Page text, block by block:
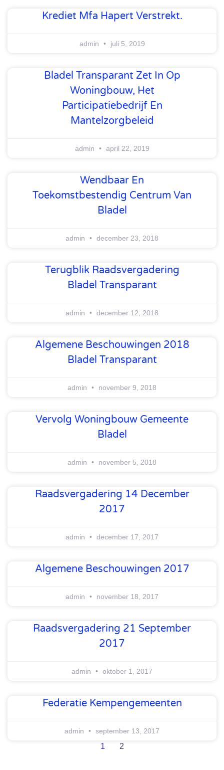
Krediet Mfa Hapert Verstrekt.
admin juli 5, 2019
Bladel Transparant Zet In Op
Woningbouw, Het
Participatiebedrijf En
Mantelzorgbeleid
admin april 22, 2019
Wendbaar En
Toekomstbestendig Centrum Van
Bladel
admin december 23, 2018
Terugblik Raadsvergadering
Bladel Transparant
admin december 12, 2018
Algemene Beschouwingen 2018
Bladel Transparant
admin november 9, 2018
Vervolg Woningbouw Gemeente
Bladel
admin november 5, 2018
Raadsvergadering 14 December
2017
admin december 17, 2017
Algemene Beschouwingen 2017
admin november 18, 2017
Raadsvergadering 21 September
2017
admin oktober 1, 2017
Federatie Kempengemeenten
admin september 13, 2017
1 2